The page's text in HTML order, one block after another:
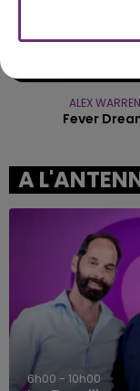
ALEX WARREN
Fever
A
6h00 - 10h00